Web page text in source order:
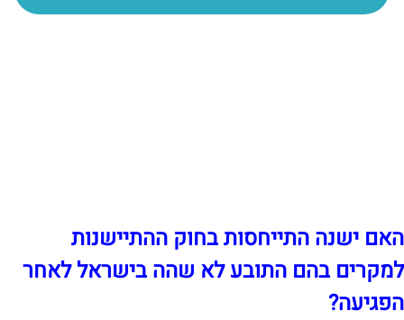
האם ישנה התייחסות בחוק ההתיישנות
למקרים בהם התובע לא שהה בישראל לאחר
הפגיעה?